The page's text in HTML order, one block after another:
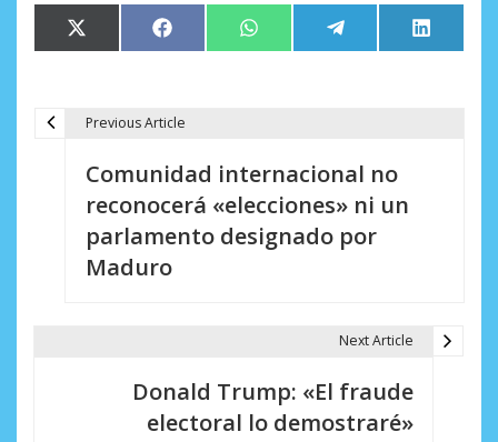
Compartir
en
X
(Twitter)
Compartir
en
Facebook Compartir
en
WhatsApp Compartir
en
Telegram
en
LinkedIn
Previous Article
Comunidad internacional no
reconocerá «elecciones» ni un
parlamento designado por
Maduro
Next Article
Donald Trump: «El fraude
electoral lo demostraré»